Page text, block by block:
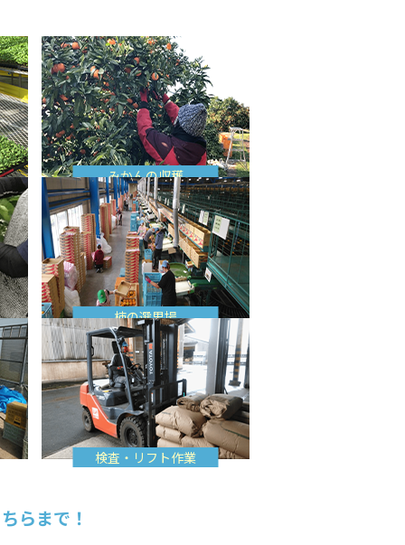
みかんの収穫
柿の選果場
検査・リフト作業
らまで！